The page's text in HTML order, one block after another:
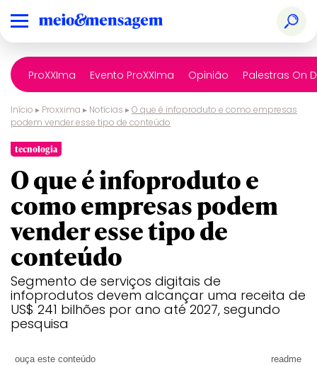
ProXXIma Evento ProXXIma Opinião Palestras On
Início ▸ Proxxima ▸ Notícias ▸O que é infoproduto e como empresas
podem vender esse tipo de conteúdo
tecnologia
O que é infoproduto e
como empresas podem
vender esse tipo de
conteúdo
Segmento de serviços digitais de
infoprodutos devem alcançar uma receita de
US$ 241 bilhões por ano até 2027, segundo
pesquisa
ouça este conteúdo readme